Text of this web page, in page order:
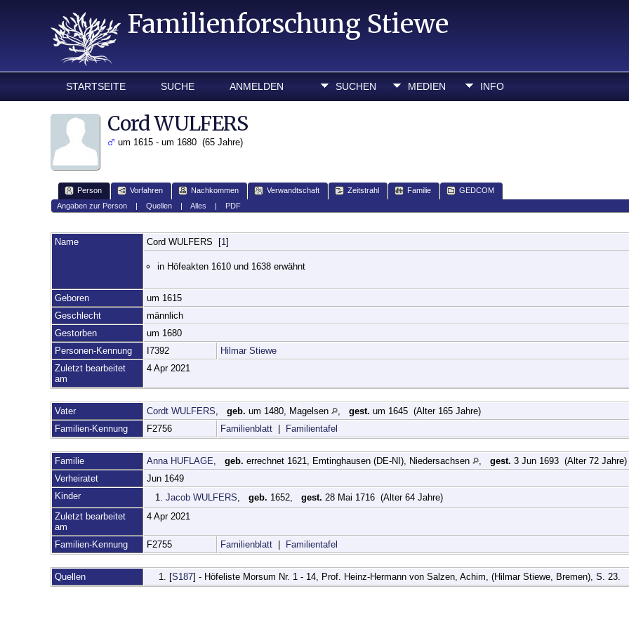
Familienforschung Stiewe
STARTSEITE SUCHE ANMELDEN SUCHEN MEDIEN INFO
Cord WULFERS
um 1615 - um 1680 (65 Jahre)
Person Vorfahren Nachkommen Verwandtschaft Zeitstrahl Familie
GEDCOM
Angaben zur Person| Quellen| Alles | PDF
Name Cord WULFERS [1]
in Höfeakten 1610 und 1638 erwähnt
Geboren
um 1615
Geschlecht
männlich
Gestorben
um 1680
Personen-Kennung
I7392
Hilmar Stiewe
Zuletzt bearbeitet
am
4 Apr 2021
Vater Cordt WULFERS, geb. um 1480, Magelsen , gest. um 1645 (Alter 165 Jahre)
Familien-Kennung
F2756 Familienblatt Familientafel
Familie Anna HUFLAGE, geb. errechnet 1621, Emtinghausen (DE-NI), Niedersachsen , gest. 3 Jun 1693 (Alter 72
Verheiratet
Jun 1649
Kinder
1. Jacob WULFERS, geb. 1652, gest. 28 Mai 1716 (Alter 64 Jahre)
Zuletzt bearbeitet
am
4 Apr 2021
Familien-Kennung F2755 Familienblatt Familientafel
Quellen [S187] - Höfeliste Morsum Nr. 1 - 14, Prof. Heinz-Hermann von Salzen, Achim, (Hilmar Stiewe, Bremen), S. 23.